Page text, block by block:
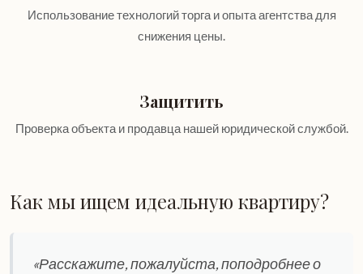
Использование технологий торга и опыта агентства для
снижения цены.
Защитить
Проверка объекта и продавца нашей юридической службой.
Как мы ищем идеальную квартиру?
«Расскажите, пожалуйста, поподробнее о